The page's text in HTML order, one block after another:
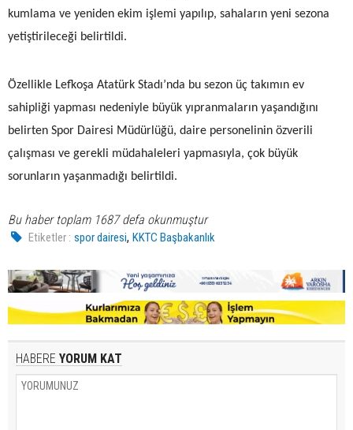
kumlama ve yeniden ekim işlemi yapılıp, sahaların yeni sezona
yetiştirileceği belirtildi.
Özellikle Lefkoşa Atatürk Stadı’nda bu sezon üç takımın ev
sahipliği yapması nedeniyle büyük yıpranmaların yaşandığını
belirten Spor Dairesi Müdürlüğü, daire personelinin özverili
çalışması ve gerekli müdahaleleri yapmasıyla, çok büyük
sorunların yaşanmadığı belirtildi.
Bu haber toplam 1687 defa okunmuştur
Etiketler : spor dairesi,KKTC Başbakanlık
HABERE YORUM KAT